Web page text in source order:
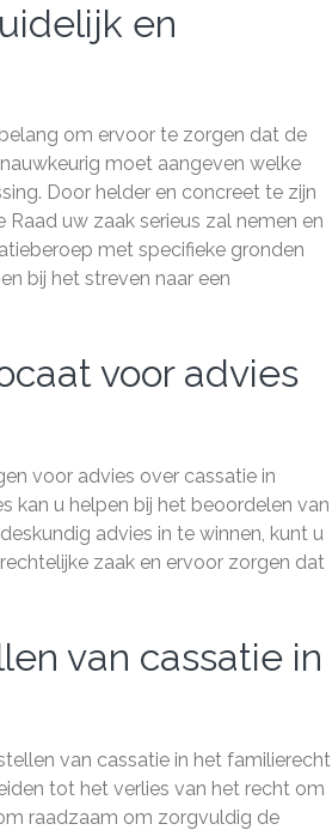
en
om ervoor te zorgen dat de
moet aangeven welke
Door helder en concreet te zijn
uw zaak serieus zal nemen en
met specifieke gronden
bij het streven naar een
voor advies
voor advies over cassatie in
kan u helpen bij het beoordelen van
advies in te winnen, kunt u
zaak en ervoor zorgen dat
van cassatie in
van cassatie in het familierecht
tot het verlies van het recht om
raadzaam om zorgvuldig de